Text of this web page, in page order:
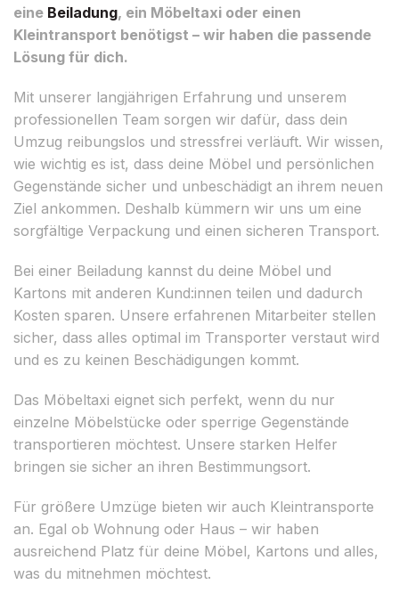
eine Beiladung, ein Möbeltaxi oder einen
Kleintransport benötigst – wir haben die passende
Lösung für dich.
Mit unserer langjährigen Erfahrung und unserem
professionellen Team sorgen wir dafür, dass dein
Umzug reibungslos und stressfrei verläuft. Wir wissen,
wie wichtig es ist, dass deine Möbel und persönlichen
Gegenstände sicher und unbeschädigt an ihrem neuen
Ziel ankommen. Deshalb kümmern wir uns um eine
sorgfältige Verpackung und einen sicheren Transport.
Bei einer Beiladung kannst du deine Möbel und
Kartons mit anderen Kund:innen teilen und dadurch
Kosten sparen. Unsere erfahrenen Mitarbeiter stellen
sicher, dass alles optimal im Transporter verstaut wird
und es zu keinen Beschädigungen kommt.
Das Möbeltaxi eignet sich perfekt, wenn du nur
einzelne Möbelstücke oder sperrige Gegenstände
transportieren möchtest. Unsere starken Helfer
bringen sie sicher an ihren Bestimmungsort.
Für größere Umzüge bieten wir auch Kleintransporte
an. Egal ob Wohnung oder Haus – wir haben
ausreichend Platz für deine Möbel, Kartons und alles,
was du mitnehmen möchtest.